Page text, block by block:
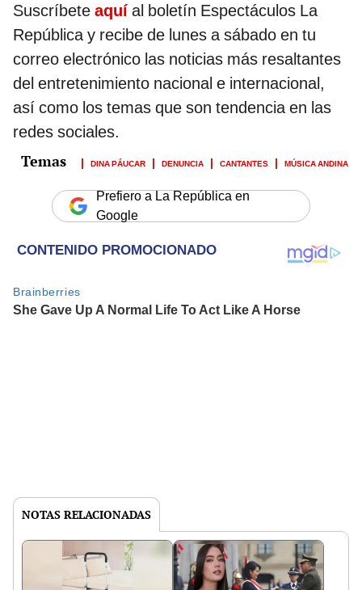
Suscríbete aquí al boletín Espectáculos La
República y recibe de lunes a sábado en tu
correo electrónico las noticias más resaltantes
del entretenimiento nacional e internacional,
así como los temas que son tendencia en las
redes sociales.
DINA PÁUCAR DENUNCIA CANTANTES MÚSICA ANDINA
Prefiero a La República en
Google
NOTAS RELACIONADAS